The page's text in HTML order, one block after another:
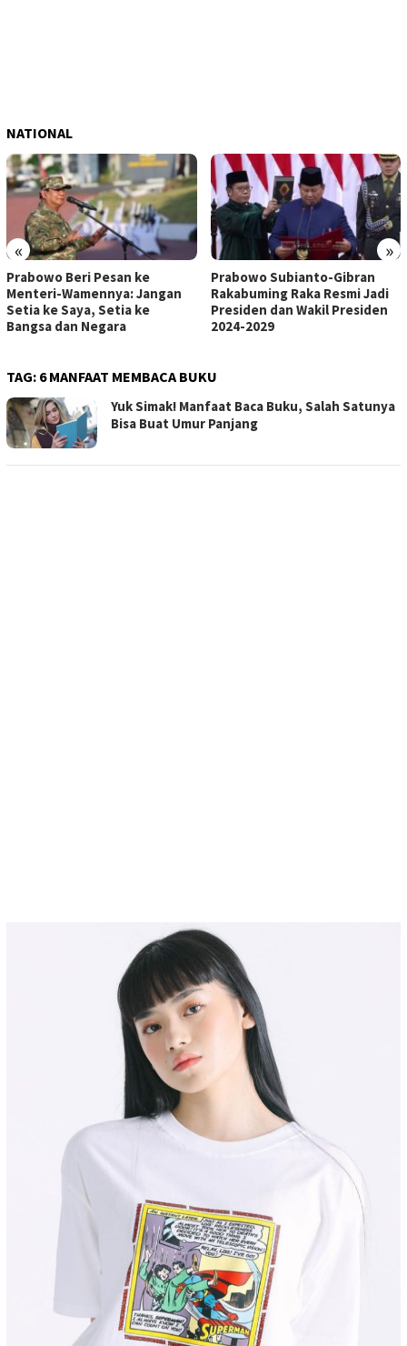
NATIONAL
« »
Prabowo Beri Pesan ke
Menteri-Wamennya: Jangan
Setia ke Saya, Setia ke
Bangsa dan Negara
Prabowo Subianto-Gibran
Rakabuming Raka Resmi Jadi
Presiden dan Wakil Presiden
2024-2029
TAG: 6 MANFAAT MEMBACA BUKU
Yuk Simak! Manfaat Baca Buku, Salah Satunya
Bisa Buat Umur Panjang